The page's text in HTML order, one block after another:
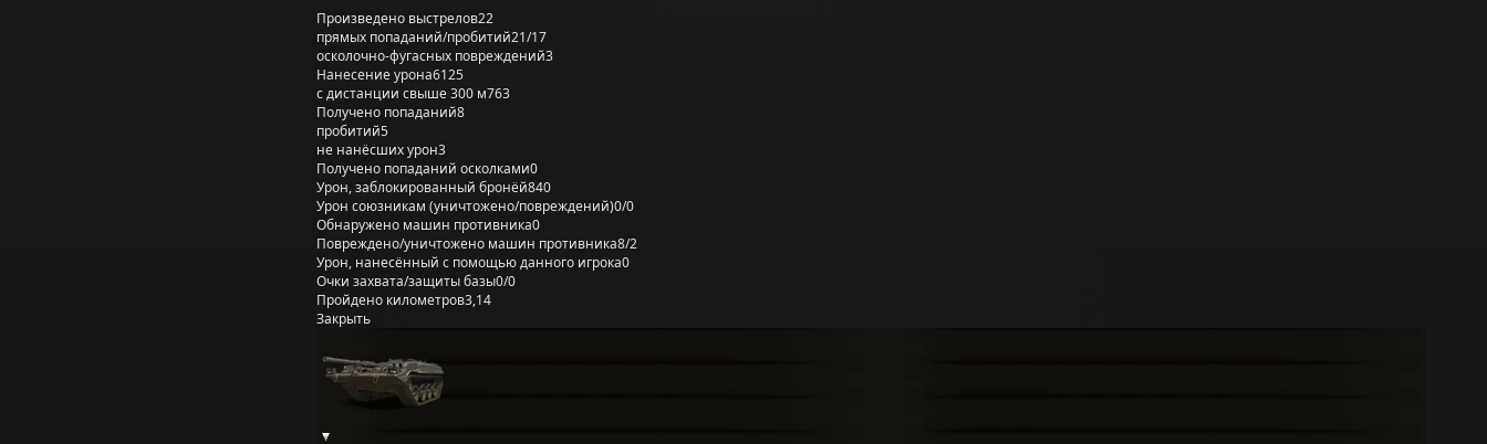
Произведено выстрелов22
прямых попаданий/пробитий21/17
осколочно-фугасных повреждений3
Нанесение урона6125
с дистанции свыше 300 м763
Получено попаданий8
пробитий5
не нанёсших урон3
Получено попаданий осколками0
Урон, заблокированный бронёй840
Урон союзникам (уничтожено/повреждений)0/0
Обнаружено машин противника0
Повреждено/уничтожено машин противника8/2
Урон, нанесённый с помощью данного игрока0
Очки захвата/защиты базы0/0
Пройдено километров3,14
Закрыть